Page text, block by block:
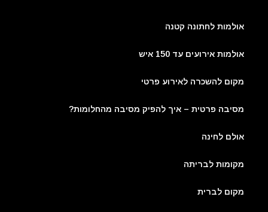
אולמות לחתונה קטנה
אולמות אירועים עד 150 איש
מקום להשכרה לאירוע פרטי
מסיבה פרטית – איך להפיק מסיבה מהחלומות?
אולם לחינה
מקומות לבריתה
מקום לברית